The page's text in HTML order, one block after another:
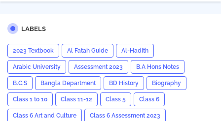
LABELS
2023 Textbook Al Fatah Guide Al-Hadith
Arabic University Assessment 2023 B.A Hons Notes
B.C.S Bangla Department BD History Biography
Class 1 to 10 Class 11-12 Class 5 Class 6
Class 6 Art and Culture Class 6 Assessment 2023